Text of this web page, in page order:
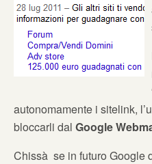
autonomamente i sitelink,
bloccarli dal Google
Chissà se in futuro Google